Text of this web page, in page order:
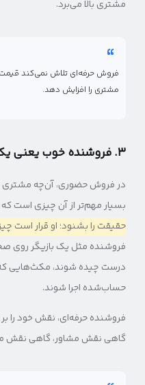
مشتری بالا می‌برد.
فروش حرفه‌ای تلاش نمی‌کند قیمت
مشتری را افزایش دهد.
در فروش حضوری، آن‌چه مشتری
بسیار مهم‌تر از آن چیزی است که
حقیقت را بشنود؛ او قرار است
فروشنده مثل یک بازیگر روی
درست چیده شوند، مکث‌هایی که
حساب‌شده اجرا شوند.
فروشنده حرفه‌ای، نقش خود را
گاهی نقش مشاور، گاهی نقش